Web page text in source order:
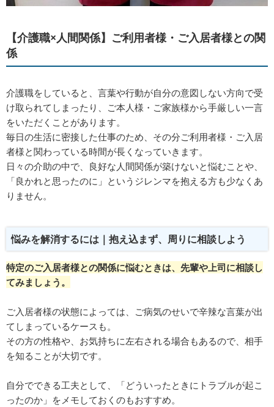
【介護職×人間関係】ご利用者様・ご入居者様との関
係
介護職をしていると、言葉や行動が自分の意図しない方向で受
け取られてしまったり、ご本人様・ご家族様から手厳しい一言
をいただくことがあります。
毎日の生活に密接した仕事のため、その分ご利用者様・ご入居
者様と関わっている時間が長くなっていきます。
日々の介助の中で、良好な人間関係が築けないと悩むことや、
「良かれと思ったのに」というジレンマを抱える方も少なくあ
りません。
悩みを解消するには｜抱え込まず、周りに相談しよう
特定のご入居者様との関係に悩むときは、先輩や上司に相談し
てみましょう。
ご入居者様の状態によっては、ご病気のせいで辛辣な言葉が出
てしまっているケースも。
その方の性格や、お気持ちに左右される場合もあるので、相手
を知ることが大切です。
自分でできる工夫として、「どういったときにトラブルが起こ
ったのか」をメモしておくのもおすすめ。